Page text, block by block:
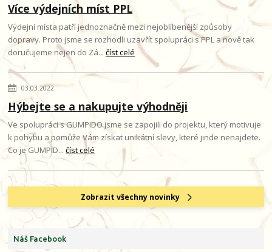
Více výdejních míst PPL
Výdejní místa patří jednoznačně mezi nejoblíbenější způsoby
dopravy. Proto jsme se rozhodli uzavřít spolupráci s PPL a nově tak
doručujeme nejen do Zá...číst celé
03.03.2022
Hýbejte se a nakupujte výhodněji
Ve spolupráci s GUMPIDO jsme se zapojili do projektu, který motivuje
k pohybu a pomůže Vám získat unikátní slevy, které jinde nenajdete.
Co je GUMPID...číst celé
Zobrazit všechny novinky
Náš Facebook